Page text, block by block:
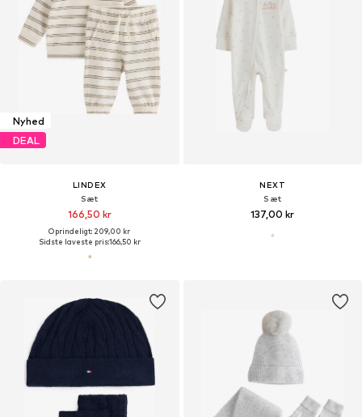
Nyhed
DEAL
LINDEX
Sæt
166,50 kr
Oprindeligt: 209,00 kr
Sidste laveste pris:166,50 kr
NEXT
Sæt
137,00 kr